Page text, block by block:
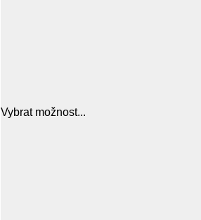
Vybrat možnost...